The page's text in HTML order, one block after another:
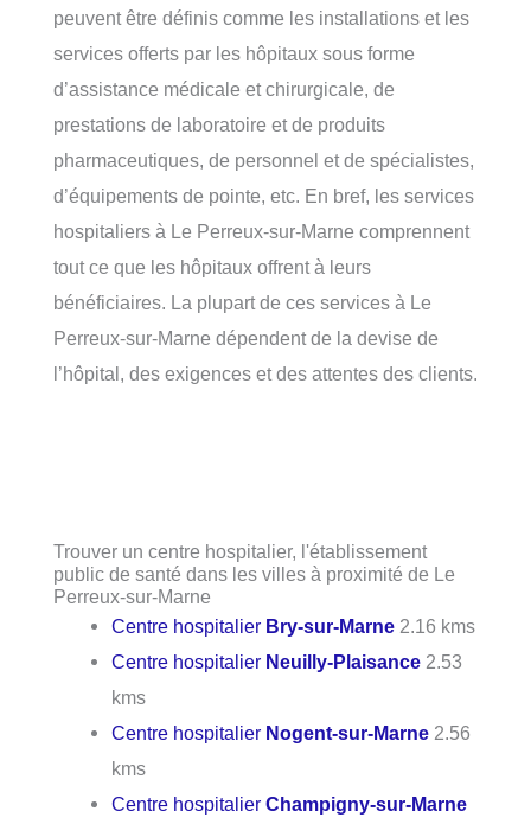
peuvent être définis comme les installations et les
services offerts par les hôpitaux sous forme
d’assistance médicale et chirurgicale, de
prestations de laboratoire et de produits
pharmaceutiques, de personnel et de spécialistes,
d’équipements de pointe, etc. En bref, les services
hospitaliers à Le Perreux-sur-Marne comprennent
tout ce que les hôpitaux offrent à leurs
bénéficiaires. La plupart de ces services à Le
Perreux-sur-Marne dépendent de la devise de
l’hôpital, des exigences et des attentes des clients.
Trouver un centre hospitalier, l'établissement
public de santé dans les villes à proximité de Le
Perreux-sur-Marne
Centre hospitalier Bry-sur-Marne 2.16 kms
Centre hospitalier Neuilly-Plaisance 2.53
kms
Centre hospitalier Nogent-sur-Marne 2.56
kms
Centre hospitalierChampigny-sur-Marne